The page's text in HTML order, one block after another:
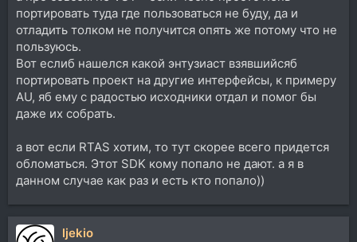
портировать туда где пользоваться не буду, да и
отладить толком не получится опять же потому что не
пользуюсь.
Вот еслиб нашелся какой энтузиаст взявшийсяб
портировать проект на другие интерфейсы, к примеру
AU, яб ему с радостью исходники отдал и помог бы
даже их собрать.
а вот если RTAS хотим, то тут скорее всего придется
обломаться. Этот SDK кому попало не дают. а я в
данном случае как раз и есть кто попало))
ljekio